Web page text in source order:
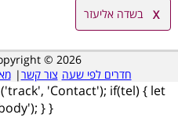
בשדה אליעזר
© 2026
חדרים לפי שעה צור קשר|
'Contact'); if(tel) { let
} }